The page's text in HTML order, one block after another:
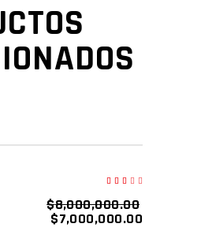
de
5
$8,000,000.00
$7,000,000.00